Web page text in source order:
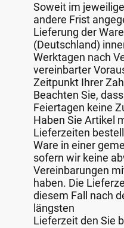
Soweit im
andere Frist
Lieferung der
(Deutschland)
Werktagen nach
vereinbarter
Zeitpunkt Ihrer
Beachten Sie,
Feiertagen keine
Haben Sie Artikel
Lieferzeiten
Ware in einer
sofern wir keine
Vereinbarungen
haben. Die
diesem Fall nach
längsten
Lieferzeit den Sie